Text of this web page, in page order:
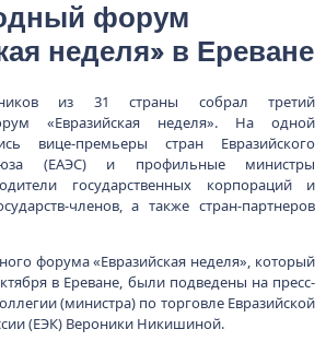
форум
неделя» в Ереване
из 31 страны собрал третий
«Евразийская неделя». На одной
вице-премьеры стран Евразийского
(ЕАЭС) и профильные министры
государственных корпораций и
членов, а также стран-партнеров
форума «Евразийская неделя», который
в Ереване, были подведены на пресс-
(министра) по торговле Евразийской
(ЕЭК) Вероники Никишиной.